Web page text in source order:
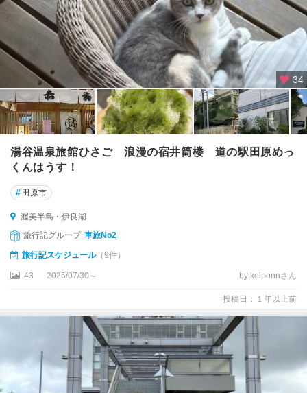
34
湯谷温泉旅館ひさご 浪漫の宿井筒楼 道の駅田原めっ
くんはうす！
# 田原市
渥美半島・伊良湖
旅行記グループ 車旅No2
旅行記スケジュール（9件）
43 2025/07/30～ by keiponnさん
投稿日：１年以上前